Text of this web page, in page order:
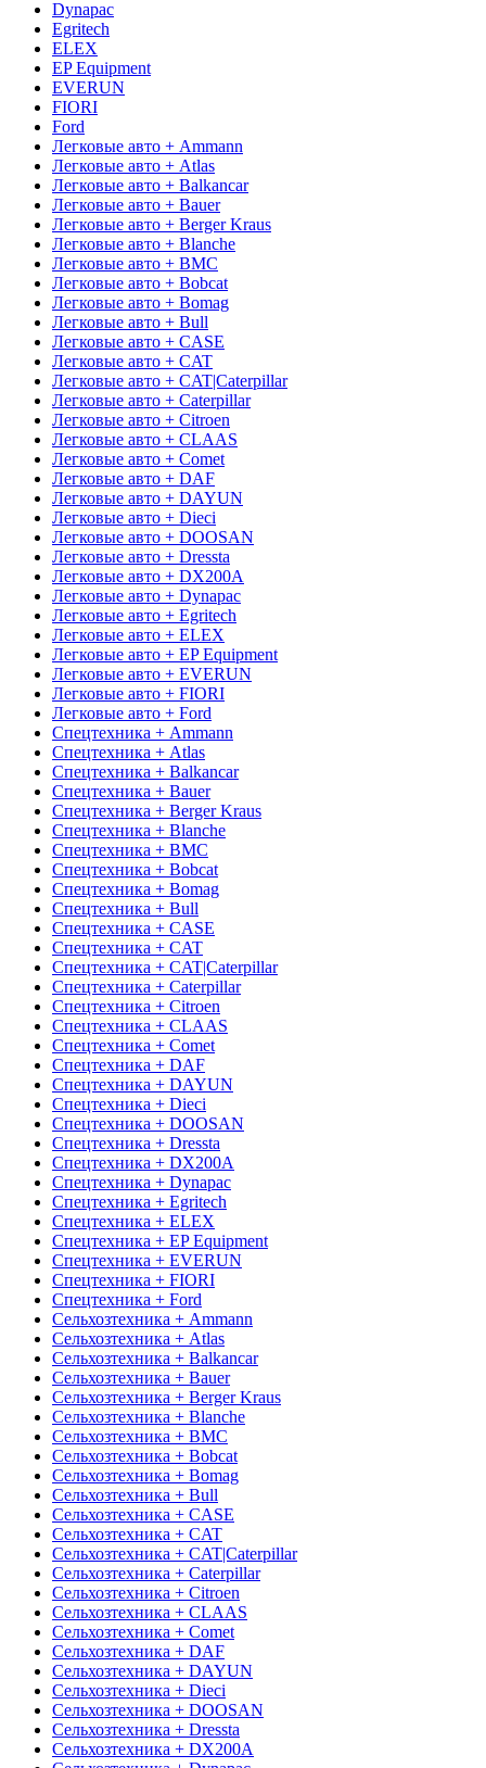
Dynapac
Egritech
ELEX
EP Equipment
EVERUN
FIORI
Ford
Легковые авто + Ammann
Легковые авто + Atlas
Легковые авто + Balkancar
Легковые авто + Bauer
Легковые авто + Berger Kraus
Легковые авто + Blanche
Легковые авто + BMC
Легковые авто + Bobcat
Легковые авто + Bomag
Легковые авто + Bull
Легковые авто + CASE
Легковые авто + CAT
Легковые авто + CAT|Caterpillar
Легковые авто + Caterpillar
Легковые авто + Citroen
Легковые авто + CLAAS
Легковые авто + Comet
Легковые авто + DAF
Легковые авто + DAYUN
Легковые авто + Dieci
Легковые авто + DOOSAN
Легковые авто + Dressta
Легковые авто + DX200A
Легковые авто + Dynapac
Легковые авто + Egritech
Легковые авто + ELEX
Легковые авто + EP Equipment
Легковые авто + EVERUN
Легковые авто + FIORI
Легковые авто + Ford
Спецтехника + Ammann
Спецтехника + Atlas
Спецтехника + Balkancar
Спецтехника + Bauer
Спецтехника + Berger Kraus
Спецтехника + Blanche
Спецтехника + BMC
Спецтехника + Bobcat
Спецтехника + Bomag
Спецтехника + Bull
Спецтехника + CASE
Спецтехника + CAT
Спецтехника + CAT|Caterpillar
Спецтехника + Caterpillar
Спецтехника + Citroen
Спецтехника + CLAAS
Спецтехника + Comet
Спецтехника + DAF
Спецтехника + DAYUN
Спецтехника + Dieci
Спецтехника + DOOSAN
Спецтехника + Dressta
Спецтехника + DX200A
Спецтехника + Dynapac
Спецтехника + Egritech
Спецтехника + ELEX
Спецтехника + EP Equipment
Спецтехника + EVERUN
Спецтехника + FIORI
Спецтехника + Ford
Сельхозтехника + Ammann
Сельхозтехника + Atlas
Сельхозтехника + Balkancar
Сельхозтехника + Bauer
Сельхозтехника + Berger Kraus
Сельхозтехника + Blanche
Сельхозтехника + BMC
Сельхозтехника + Bobcat
Сельхозтехника + Bomag
Сельхозтехника + Bull
Сельхозтехника + CASE
Сельхозтехника + CAT
Сельхозтехника + CAT|Caterpillar
Сельхозтехника + Caterpillar
Сельхозтехника + Citroen
Сельхозтехника + CLAAS
Сельхозтехника + Comet
Сельхозтехника + DAF
Сельхозтехника + DAYUN
Сельхозтехника + Dieci
Сельхозтехника + DOOSAN
Сельхозтехника + Dressta
Сельхозтехника + DX200A